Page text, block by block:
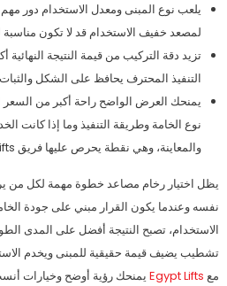
يلعب نوع المبنى ومعدل الاستخدام دور مهم
لمصعد خفيف الاستخدام قد لا تكون
تزيد دقة التركيب من قيمة النتيجة
التنفيذ المحترف يحافظ على الشكل
يمنحك العرض الواضح راحة أكبر من
نوع الخامة وطريقة التنفيذ وما إذا كانت
والمعاينة، وهي نقطة يحرص عليها فريق Egypt Lifts عند التعامل معك.
يظل اختيار رخام مصاعد خطوة مهمة لكل من
نفسه وعندما يكون القرار مبني على جودة
الاستخدام، تصبح النتيجة أفضل على المدى
تشطيب يضيف قيمة حقيقية للمبنى ويخدم
مع Egypt Liftsيمنحك رؤية أوضح وخيارات